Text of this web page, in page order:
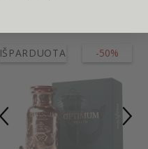
-50%
IŠPARDUOTA